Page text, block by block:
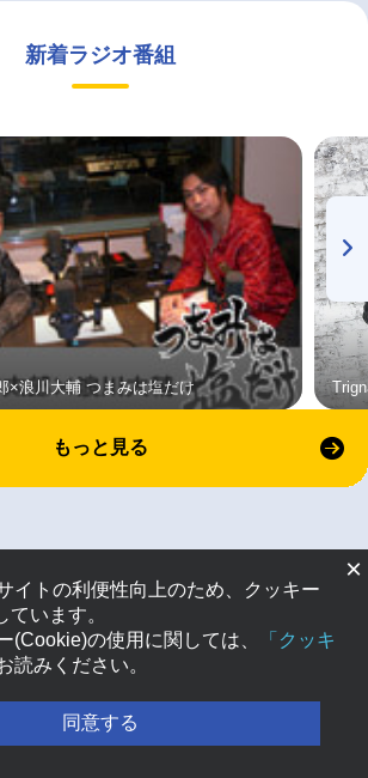
新着ラジオ番組
×浪川大輔 つまみは塩だけ
もっと見る
×
イトの利便性向上のため、クッキー
います。
(Cookie)の使用に関しては、
「クッキ
読みください。
同意する